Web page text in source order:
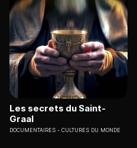
Les secrets du Saint-
Graal
DOCUMENTAIRES CULTURES DU MONDE